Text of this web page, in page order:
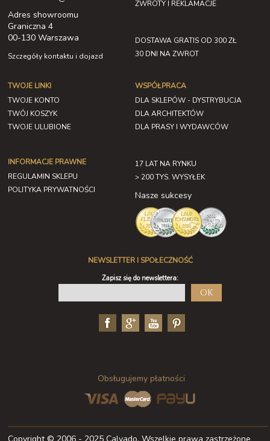
Adres showroomu
Graniczna 4
00-130 Warszawa
Szczegóły kontaktu i dojazd
ZWROTY I REKLAMACJE
DOSTAWA GRATIS OD 300 ZŁ
30 DNI NA ZWROT
TWOJE LINKI
TWOJE KONTO
TWÓJ KOSZYK
TWOJE ULUBIONE
INFORMACJE PRAWNE
REGULAMIN SKLEPU
POLITYKA PRYWATNOŚCI
WSPÓŁPRACA
DLA SKLEPÓW - DYSTRYBUCJA
DLA ARCHITEKTÓW
DLA PRASY I WYDAWCÓW
17 LAT NA RYNKU
> 200 TYS. WYSYŁEK
Nasze sukcesy
NEWSLETTER I SPOŁECZNOŚĆ
Zapisz się do newslettera:
OK
Obsługujemy płatności